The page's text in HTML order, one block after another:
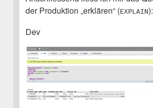
der Produktion „erklären“ (EXPLAIN):
Dev